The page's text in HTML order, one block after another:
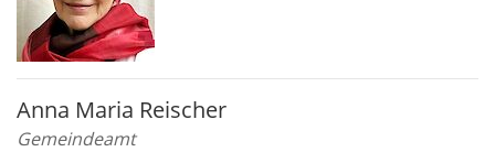
Anna Maria Reischer
Gemeindeamt